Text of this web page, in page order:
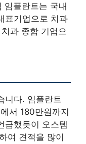
임플란트는 국내
표기업으로 치과
과 종합 기업으
니다. 임플란트
서 180만원까지
급했듯이 오스템
여 견적을 많이